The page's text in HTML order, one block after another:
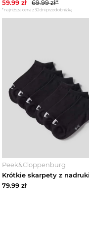
Wyprzedaże
59.99 zł 69.99zł*
*najniższa cena z 30 dni przed obniżką
Peek&Cloppenburg
79.99 zł